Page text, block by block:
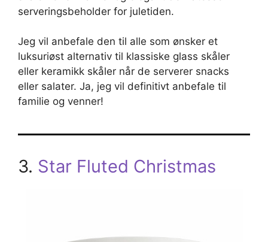
serveringsbeholder for juletiden.
Jeg vil anbefale den til alle som ønsker et
luksuriøst alternativ til klassiske glass skåler
eller keramikk skåler når de serverer snacks
eller salater. Ja, jeg vil definitivt anbefale til
familie og venner!
3. Star Fluted Christmas